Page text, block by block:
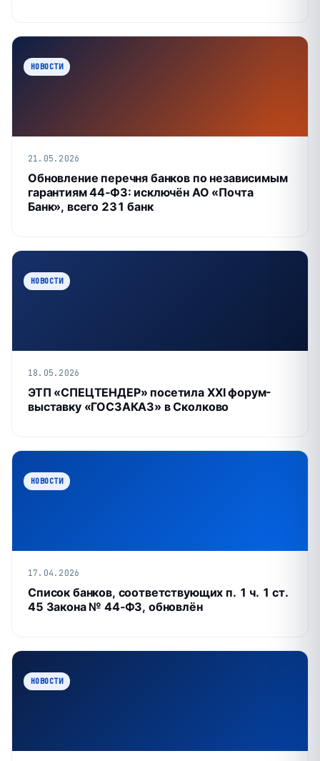
НОВОСТИ
21.05.2026
Обновление перечня банков по независимым
гарантиям 44‑ФЗ: исключён АО «Почта
Банк», всего 231 банк
НОВОСТИ
18.05.2026
ЭТП «СПЕЦТЕНДЕР» посетила XXI форум-
выставку «ГОСЗАКАЗ» в Сколково
НОВОСТИ
17.04.2026
Список банков, соответствующих п. 1 ч. 1 ст.
45 Закона № 44‑ФЗ, обновлён
НОВОСТИ